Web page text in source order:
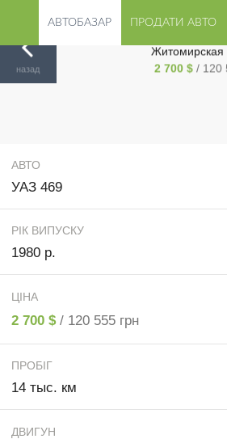
АВТОБАЗАР ПРОДАТИ АВТО
Житомир/ УАЗ
назад
Житомирская
2 700 $ / 120
АВТО
УАЗ 469
РІК ВИПУСКУ
1980 р.
ЦІНА
2 700 $ / 120 555 грн
ПРОБІГ
14 тыс. км
ДВИГУН